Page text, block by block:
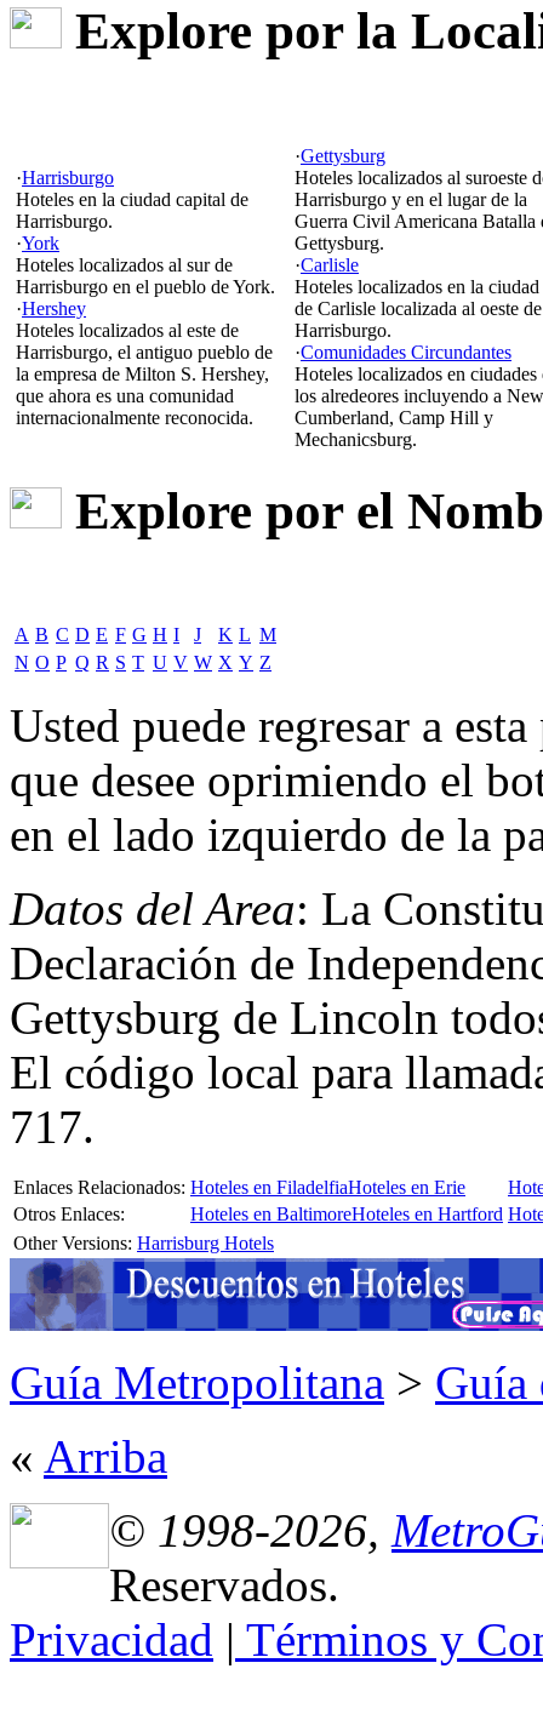
Explore por la
·Harrisburgo
Hoteles en la ciudad capital de
Harrisburgo.
·York
Hoteles localizados al sur de
Harrisburgo en el pueblo de York.
·Hershey
Hoteles localizados al este de
Harrisburgo, el antiguo pueblo de
la empresa de Milton S. Hershey,
que ahora es una comunidad
internacionalmente reconocida.
·Gettysburg
Hoteles localizados al suroeste
Harrisburgo y en el lugar de la
Guerra Civil Americana Batalla
Gettysburg.
·Carlisle
Hoteles localizados en la ciudad
de Carlisle localizada al oeste de
Harrisburgo.
·Comunidades Circundantes
Hoteles localizados en ciudades
los alredeores incluyendo a New
Cumberland, Camp Hill y
Mechanicsburg.
Explore por el
A B C D E F G H I J K L M
N O P Q R S T U V W X Y Z
Usted puede regresar a
que desee oprimiendo el
en el lado izquierdo de la
Datos del Area: La
Declaración de
Gettysburg de Lincoln
El código local para
717.
Enlaces Relacionados: Hoteles en FiladelfiaHoteles en Erie
Otros Enlaces:
Hoteles en BaltimoreHoteles en Hartford
Other Versions: Harrisburg Hotels
Guía Metropolitana > Guía
« Arriba
© 1998-2026,
Reservados.
Privacidad | Términos y